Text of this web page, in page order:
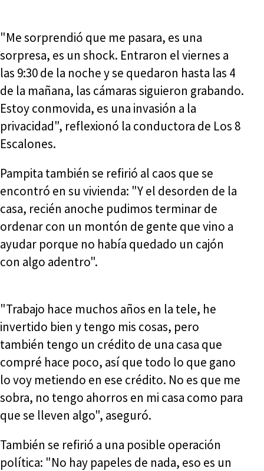
"Me sorprendió que me pasara, es una
sorpresa, es un shock. Entraron el viernes a
las 9:30 de la noche y se quedaron hasta las 4
de la mañana, las cámaras siguieron grabando.
Estoy conmovida, es una invasión a la
privacidad", reflexionó la conductora de Los 8
Escalones.
Pampita también se refirió al caos que se
encontró en su vivienda: "Y el desorden de la
casa, recién anoche pudimos terminar de
ordenar con un montón de gente que vino a
ayudar porque no había quedado un cajón
con algo adentro".
"Trabajo hace muchos años en la tele, he
invertido bien y tengo mis cosas, pero
también tengo un crédito de una casa que
compré hace poco, así que todo lo que gano
lo voy metiendo en ese crédito. No es que me
sobra, no tengo ahorros en mi casa como para
que se lleven algo", aseguró.
También se refirió a una posible operación
política: "No hay papeles de nada, eso es un